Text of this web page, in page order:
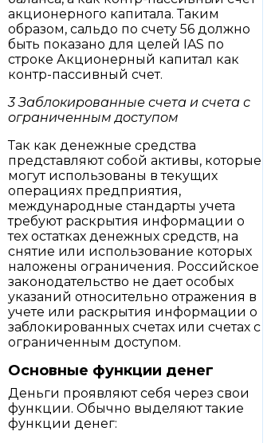
акционерного капитала. Таким
образом, сальдо по счету 56 должно
быть показано для целей IAS по
строке Акционерный капитал как
контр-пассивный счет.
3 Заблокированные счета и счета с
ограниченным доступом
Так как денежные средства
представляют собой активы, которые
могут использованы в текущих
операциях предприятия,
международные стандарты учета
требуют раскрытия информации о
тех остатках денежных средств, на
снятие или использование которых
наложены ограничения. Российское
законодательство не дает особых
указаний относительно отражения в
учете или раскрытия информации о
заблокированных счетах или счетах с
ограниченным доступом.
Основные функции денег
Деньги проявляют себя через свои
функции. Обычно выделяют такие
функции денег: